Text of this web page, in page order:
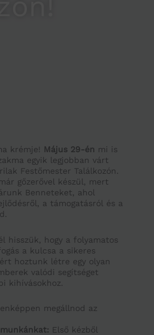
krémje! Május 29-én mi is
egyik legjobban várt
Festőmester Találkozón.
gőzerővel készül, mert
Benneteket, ahol
a támogatásról és a
hisszük, hogy a folyamatos
a kulcsa a sikeres
hoztunk létre egy olyan
valódi segítséget
kihívásokhoz.
megállnod az
Első kézből